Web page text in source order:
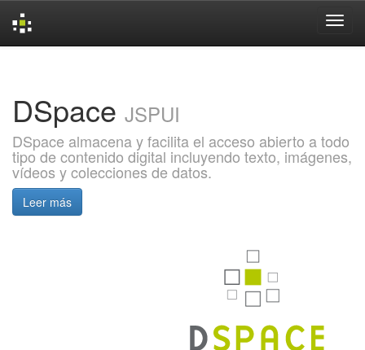
DSpace JSPUI
DSpace almacena y facilita el acceso abierto a todo
tipo de contenido digital incluyendo texto, imágenes,
vídeos y colecciones de datos.
Leer más